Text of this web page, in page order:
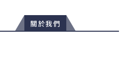
關於我們